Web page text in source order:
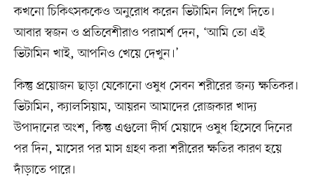
কখনো চিকিৎসককেও অনুরোধ করেন ভিটামিন লিখে দিতে।
আবার স্বজন ও প্রতিবেশীরাও পরামর্শ দেন, ‘আমি তো এই
ভিটামিন খাই, আপনিও খেয়ে দেখুন।’
কিন্তু প্রয়োজন ছাড়া যেকোনো ওষুধ সেবন শরীরের জন্য ক্ষতিকর।
ভিটামিন, ক্যালসিয়াম, আয়রন আমাদের রোজকার খাদ্য
উপাদানের অংশ, কিন্তু এগুলো দীর্ঘ মেয়াদে ওষুধ হিসেবে দিনের
পর দিন, মাসের পর মাস গ্রহণ করা শরীরের ক্ষতির কারণ হয়ে
দাঁড়াতে পারে।